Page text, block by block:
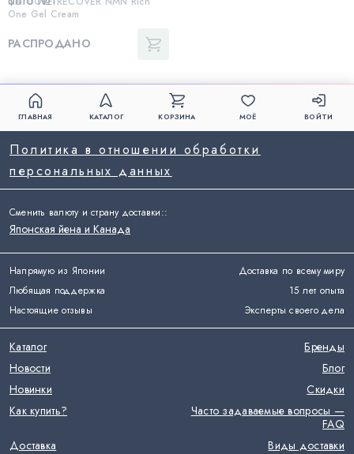
One Gel Cream
РАСПРОДАНО
ГЛАВНАЯ КАТАЛОГ КОРЗИНА МОЁ ВОЙТИ
Напрямую из Японии
Доставка по всему миру
Любящая поддержка
15 лет опыта
Настоящие отзывы
Эксперты своего дела
Политика в отношении обработки
персональных данных
Каталог
Бренды
Новости
Блог
Новинки
Скидки
Как купить?
Часто задаваемые вопросы —
FAQ
Доставка
Виды доставки
Сменить валюту и страну доставки::
Японская йена и Канада